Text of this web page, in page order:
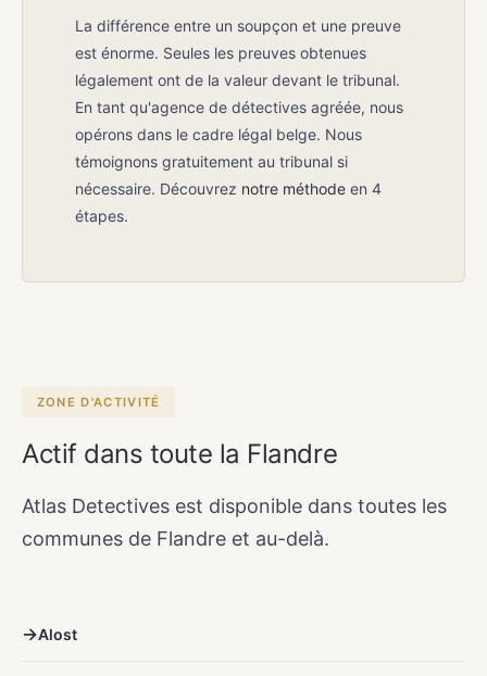
La différence entre un soupçon et une preuve
est énorme. Seules les preuves obtenues
légalement ont de la valeur devant le tribunal.
En tant qu'agence de détectives agréée, nous
opérons dans le cadre légal belge. Nous
témoignons gratuitement au tribunal si
nécessaire. Découvrez notre méthode en 4
étapes.
ZONE D'ACTIVITÉ
Actif dans toute la Flandre
Atlas Detectives est disponible dans toutes les
communes de Flandre et au-delà.
Alost